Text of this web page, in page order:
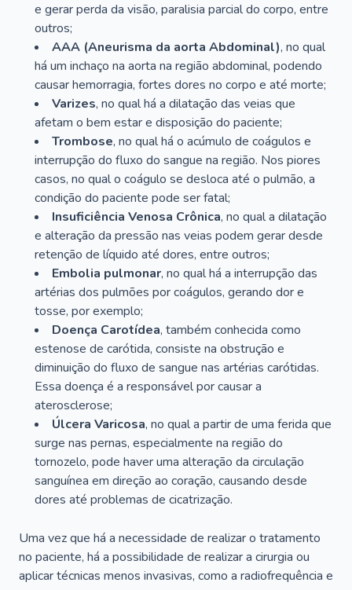
e gerar perda da visão, paralisia parcial do corpo, entre
outros;
AAA (Aneurisma da aorta Abdominal), no qual
há um inchaço na aorta na região abdominal, podendo
causar hemorragia, fortes dores no corpo e até morte;
Varizes, no qual há a dilatação das veias que
afetam o bem estar e disposição do paciente;
Trombose, no qual há o acúmulo de coágulos e
interrupção do fluxo do sangue na região. Nos piores
casos, no qual o coágulo se desloca até o pulmão, a
condição do paciente pode ser fatal;
Insuficiência Venosa Crônica, no qual a dilatação
e alteração da pressão nas veias podem gerar desde
retenção de líquido até dores, entre outros;
Embolia pulmonar, no qual há a interrupção das
artérias dos pulmões por coágulos, gerando dor e
tosse, por exemplo;
Doença Carotídea, também conhecida como
estenose de carótida, consiste na obstrução e
diminuição do fluxo de sangue nas artérias carótidas.
Essa doença é a responsável por causar a
aterosclerose;
Úlcera Varicosa, no qual a partir de uma ferida que
surge nas pernas, especialmente na região do
tornozelo, pode haver uma alteração da circulação
sanguínea em direção ao coração, causando desde
dores até problemas de cicatrização.
Uma vez que há a necessidade de realizar o tratamento
no paciente, há a possibilidade de realizar a cirurgia ou
aplicar técnicas menos invasivas, como a radiofrequência e